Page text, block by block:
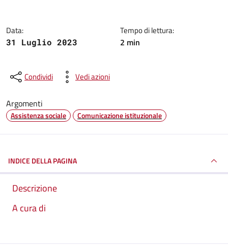
Data:
31 Luglio 2023
Tempo di lettura:
2 min
Condividi Vedi azioni
Argomenti
Assistenza sociale Comunicazione istituzionale
INDICE DELLA PAGINA
Descrizione
A cura di